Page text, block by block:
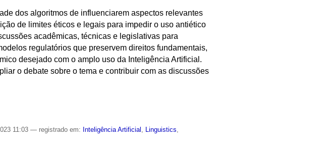
dos algoritmos de influenciarem aspectos relevantes
de limites éticos e legais para impedir o uso antiético
acadêmicas, técnicas e legislativas para
regulatórios que preservem direitos fundamentais,
desejado com o amplo uso da Inteligência Artificial.
o debate sobre o tema e contribuir com as discussões
11:03— registrado em: Inteligência Artificial Linguistics